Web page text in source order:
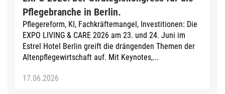
Pflegebranche in Berlin. ͏
Pflegereform, KI, Fachkräftemangel, Investitionen: Die
EXPO LIVING & CARE 2026 am 23. und 24. Juni im
Estrel Hotel Berlin greift die drängenden Themen der
Altenpflegewirtschaft auf. Mit Keynotes,...
17.06.2026